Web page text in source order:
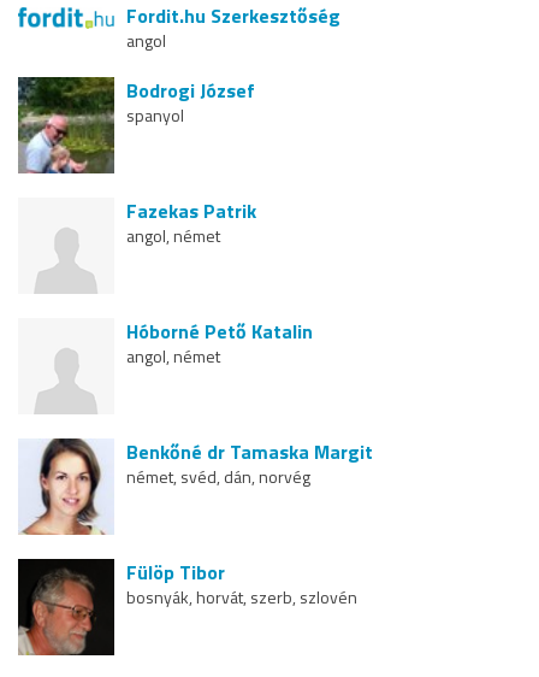
Fordit.hu Szerkesztőség
angol
Bodrogi József
spanyol
Fazekas Patrik
angol, német
Hóborné Pető Katalin
angol, német
Benkőné dr Tamaska Margit
német, svéd, dán, norvég
Fülöp Tibor
bosnyák, horvát, szerb, szlovén